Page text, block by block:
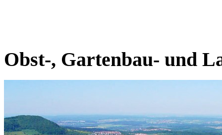
Obst-, Gartenbau- und